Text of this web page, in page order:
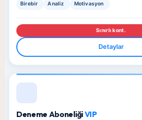
Birebir Analiz Motivasyon
Sınırlı kont.
Detaylar
Deneme AboneliğiVIP